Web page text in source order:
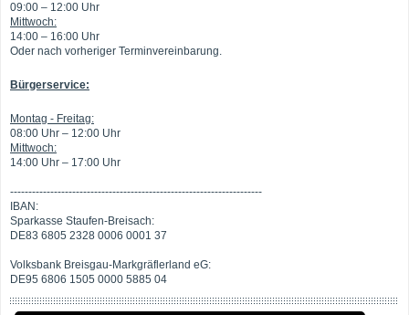
09:00 – 12:00 Uhr
Mittwoch:
14:00 – 16:00 Uhr
Oder nach vorheriger Terminvereinbarung.
Bürgerservice:
Montag - Freitag:
08:00 Uhr – 12:00 Uhr
Mittwoch:
14:00 Uhr – 17:00 Uhr
---------------------------------------------------------------------
IBAN:
Sparkasse Staufen-Breisach:
DE83 6805 2328 0006 0001 37
Volksbank Breisgau-Markgräflerland eG:
DE95 6806 1505 0000 5885 04